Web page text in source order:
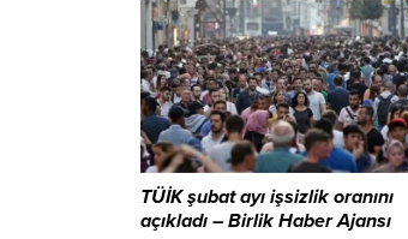
kapalı otobüs durağı muhtarların
ettiği bölgelere konuluyor. Belediye
Başkanı Şükrü Başdeğirmen’in
dönemde başlattığı kapalı otobüs
uygulaması yeni dönemde de
ediyor. Isparta Belediyesi tarafından
mahallelerde yoğun olarak
TÜİK şubat ayı işsizlik oranını
açıkladı – Birlik Haber Ajansı